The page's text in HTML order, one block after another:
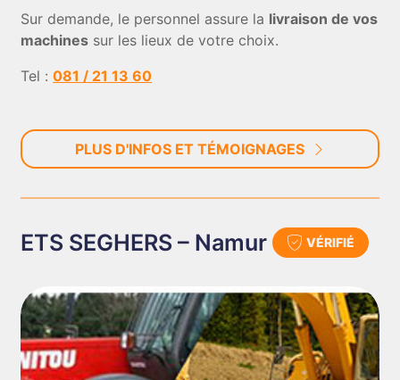
Sur demande, le personnel assure la livraison de vos
machines sur les lieux de votre choix.
Tel :081 / 21 13 60
PLUS D'INFOS ET TÉMOIGNAGES
ETS SEGHERS – Namur VÉRIFIÉ